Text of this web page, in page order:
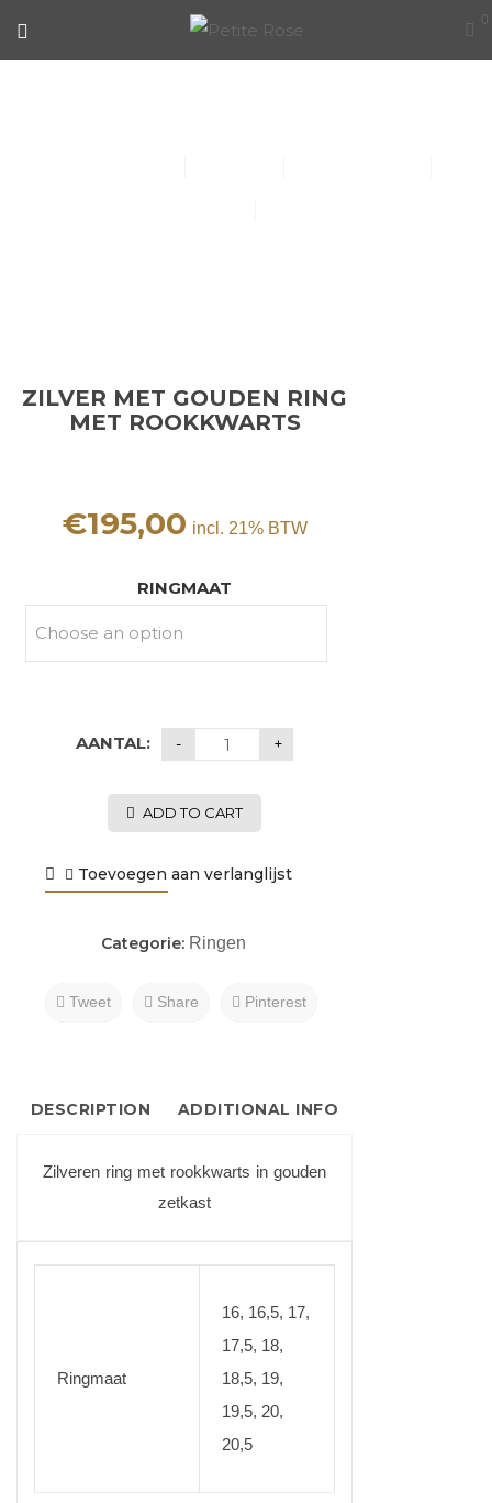
0
ZILVER MET GOUDEN RING
MET ROOKKWARTS
€195,00 incl. 21% BTW
RINGMAAT
AANTAL:
ADD TO CART
Toevoegen aan verlanglijst
Categorie: Ringen
Tweet Share Pinterest
DESCRIPTION ADDITIONAL INFO
Zilveren ring met rookkwarts in gouden
zetkast
Ringmaat
16, 16,5, 17,
17,5, 18,
18,5, 19,
19,5, 20,
20,5